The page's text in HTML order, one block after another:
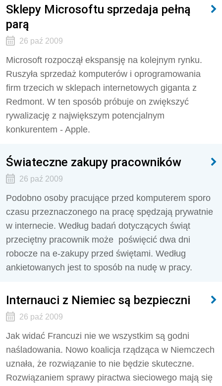
Sklepy Microsoftu sprzedaja pełną
parą
26 paź 2009
Microsoft rozpoczął ekspansję na kolejnym rynku.
Ruszyła sprzedaż komputerów i oprogramowania
firm trzecich w sklepach internetowych giganta z
Redmont. W ten sposób próbuje on zwiększyć
rywalizację z największym potencjalnym
konkurentem - Apple.
Świateczne zakupy pracowników
26 paź 2009
Podobno osoby pracujące przed komputerem sporo
czasu przeznaczonego na pracę spędzają prywatnie
w internecie. Według badań dotyczących świąt
przeciętny pracownik może poświęcić dwa dni
robocze na e-zakupy przed świętami. Według
ankietowanych jest to sposób na nudę w pracy.
Internauci z Niemiec są bezpieczni
26 paź 2009
Jak widać Francuzi nie we wszystkim są godni
naśladowania. Nowo koalicja rządząca w Niemczech
uznała, że rozwiązanie to nie będzie skuteczne.
Rozwiązaniem sprawy piractwa sieciowego mają się